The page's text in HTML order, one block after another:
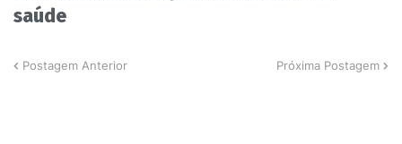
saúde
Postagem Anterior Próxima Postagem